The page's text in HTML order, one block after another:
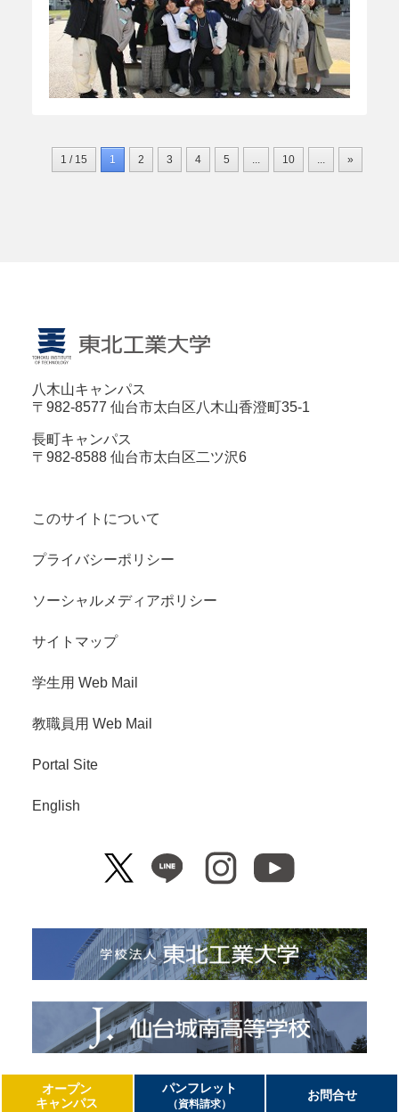
1 / 15 1 2 3 4 5 ... 10 ... »
八木山キャンパス
〒982-8577 仙台市太白区八木山香澄町35-1
長町キャンパス
〒982-8588 仙台市太白区二ツ沢6
このサイトについて
プライバシーポリシー
ソーシャルメディアポリシー
サイトマップ
学生用 Web Mail
教職員用 Web Mail
Portal Site
English
Copyright© Tohoku Institute of Technology. All Right Reserved.
オープン
キャンパス
パンフレット
（資料請求）
お問合せ